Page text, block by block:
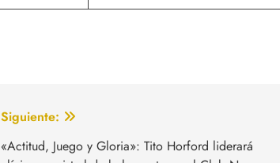
Siguiente:
«Actitud, Juego y Gloria»: Tito Horford liderará